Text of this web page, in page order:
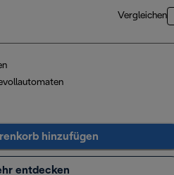
Vergleichen
hinzufügen
entdecken